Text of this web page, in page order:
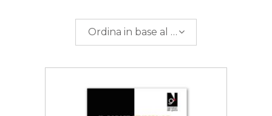
Ordina in base al più recente